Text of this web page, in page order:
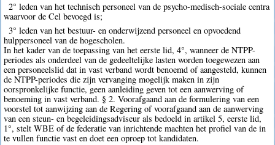
2° leden van het technisch personeel van de psycho-medisch-sociale centra
waarvoor de Cel bevoegd is;
3° leden van het bestuur- en onderwijzend personeel en opvoedend
hulppersoneel van de hogescholen.
In het kader van de toepassing van het eerste lid, 4°, wanneer de NTPP-
periodes als onderdeel van de gedeeltelijke lasten worden toegewezen aan
een personeelslid dat in vast verband wordt benoemd of aangesteld, kunnen
de NTPP-periodes die zijn vervanging mogelijk maken in zijn
oorspronkelijke functie, geen aanleiding geven tot een aanwerving of
benoeming in vast verband. § 2. Voorafgaand aan de formulering van een
voorstel tot aanwijzing aan de Regering of voorafgaand aan de aanwerving
van een steun- en begeleidingsadviseur als bedoeld in artikel 5, eerste lid,
1°, stelt WBE of de federatie van inrichtende machten het profiel van de in
te vullen functie vast en doet een oproep tot kandidaten.